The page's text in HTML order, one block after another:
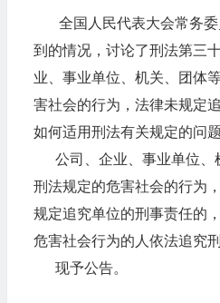
全国人民代表大会常务委
到的情况，讨论了刑法第三
业、事业单位、机关、团体
害社会的行为，法律未规定
如何适用刑法有关规定的问
公司、企业、事业单位、
刑法规定的危害社会的行为
规定追究单位的刑事责任的
危害社会行为的人依法追究刑
现予公告。